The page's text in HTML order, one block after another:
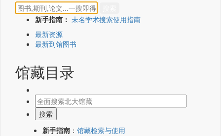
新手指南： 未名学术搜索使用指南
最新资源
最新到馆图书
馆藏目录
新手指南 ： 馆藏检索与使用